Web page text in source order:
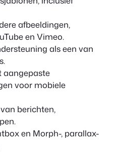
afbeeldingen,
en Vimeo.
als een van
aangepaste
voor mobiele
berichten,
en Morph-, parallax-